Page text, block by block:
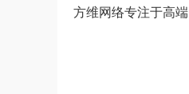
方维网络专注于高